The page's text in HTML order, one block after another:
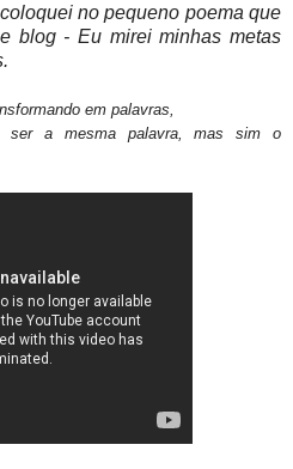
no pequeno poema que
blog - Eu mirei minhas metas
em palavras,
ser a mesma palavra, mas sim o